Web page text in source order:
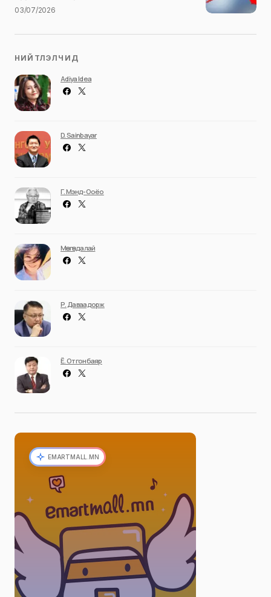
03/07/2026
НИЙТЛЭЛЧИД
Adiya Idea
D. Sainbayar
Г. Мэнд-Ооёо
Мөнгөндалай
Р. Даваадорж
Ё. Отгонбаяр
EMARTMALL.MN